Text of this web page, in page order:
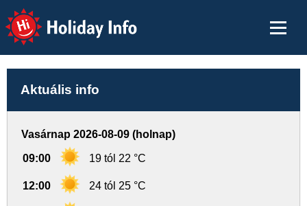
Holiday Info
Aktuális info
Vasárnap 2026-08-09 (holnap)
09:00 19 tól 22 °C
12:00 24 tól 25 °C